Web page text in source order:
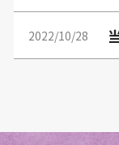
2022/10/28